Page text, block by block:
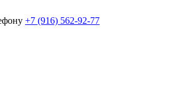
+7 (916) 562-92-77